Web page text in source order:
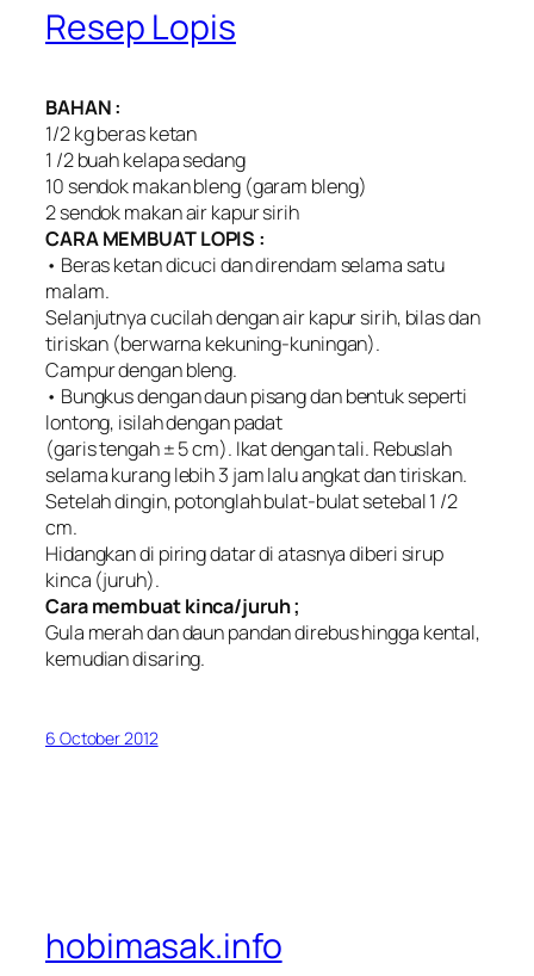
Resep Lopis
BAHAN :
1/2 kg beras ketan
1 /2 buah kelapa sedang
10 sendok makan bleng (garam bleng)
2 sendok makan air kapur sirih
CARA MEMBUAT LOPIS :
• Beras ketan dicuci dan direndam selama satu
malam.
Selanjutnya cucilah dengan air kapur sirih, bilas dan
tiriskan (berwarna kekuning-kuningan).
Campur dengan bleng.
• Bungkus dengan daun pisang dan bentuk seperti
lontong, isilah dengan padat
(garis tengah ± 5 cm). Ikat dengan tali. Rebuslah
selama kurang lebih 3 jam lalu angkat dan tiriskan.
Setelah dingin, potonglah bulat-bulat setebal 1 /2
cm.
Hidangkan di piring datar di atasnya diberi sirup
kinca (juruh).
Cara membuat kinca/juruh ;
Gula merah dan daun pandan direbus hingga kental,
kemudian disaring.
6 October 2012
hobimasak.info